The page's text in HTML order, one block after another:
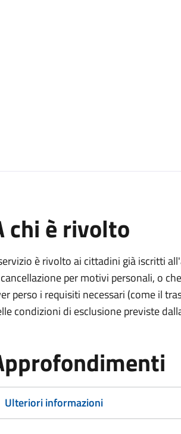
chi è rivolto
è rivolto ai cittadini già iscritti
per motivi personali, o
perso i requisiti necessari (come il
condizioni di esclusione previste
Ulteriori informazioni